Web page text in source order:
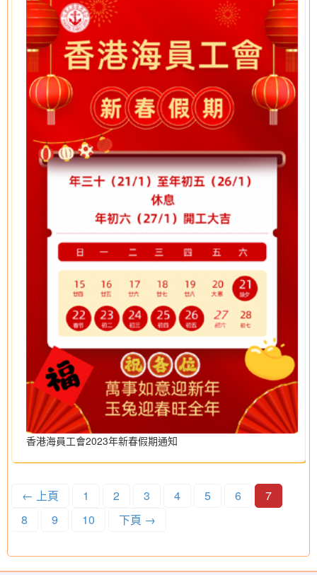
香港海員工會2023年新春假期通知
← 上頁 1 2 3 4 5 6
7
8
9 10 下頁 →